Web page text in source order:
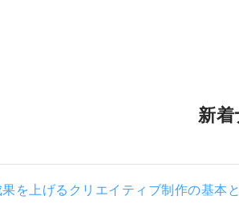
新着
を上げるクリエイティブ制作の基本